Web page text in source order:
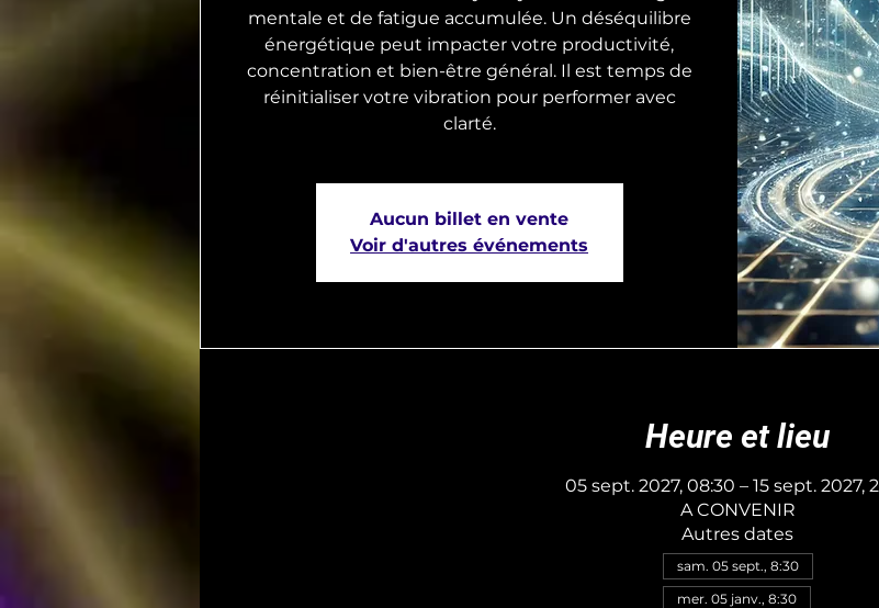
mentale et de fatigue accumulée. Un déséquilibre
énergétique peut impacter votre productivité,
concentration et bien-être général. Il est temps de
réinitialiser votre vibration pour performer avec
clarté.
Aucun billet en vente
Voir d'autres événements
Heure et lieu
05 sept. 2027, 08:30 – 15 sept. 2027,
A CONVENIR
Autres dates
sam. 05 sept., 8:30
mer. 05 janv., 8:30